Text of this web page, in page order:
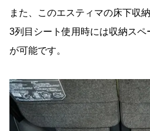
また、このエスティマの床下収
3列目シート使用時には収納ス
が可能です。